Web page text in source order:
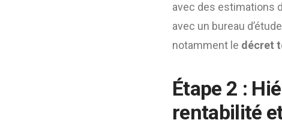
avec des estimations
avec un bureau
notamment le décret
Étape 2 :
rentabilité